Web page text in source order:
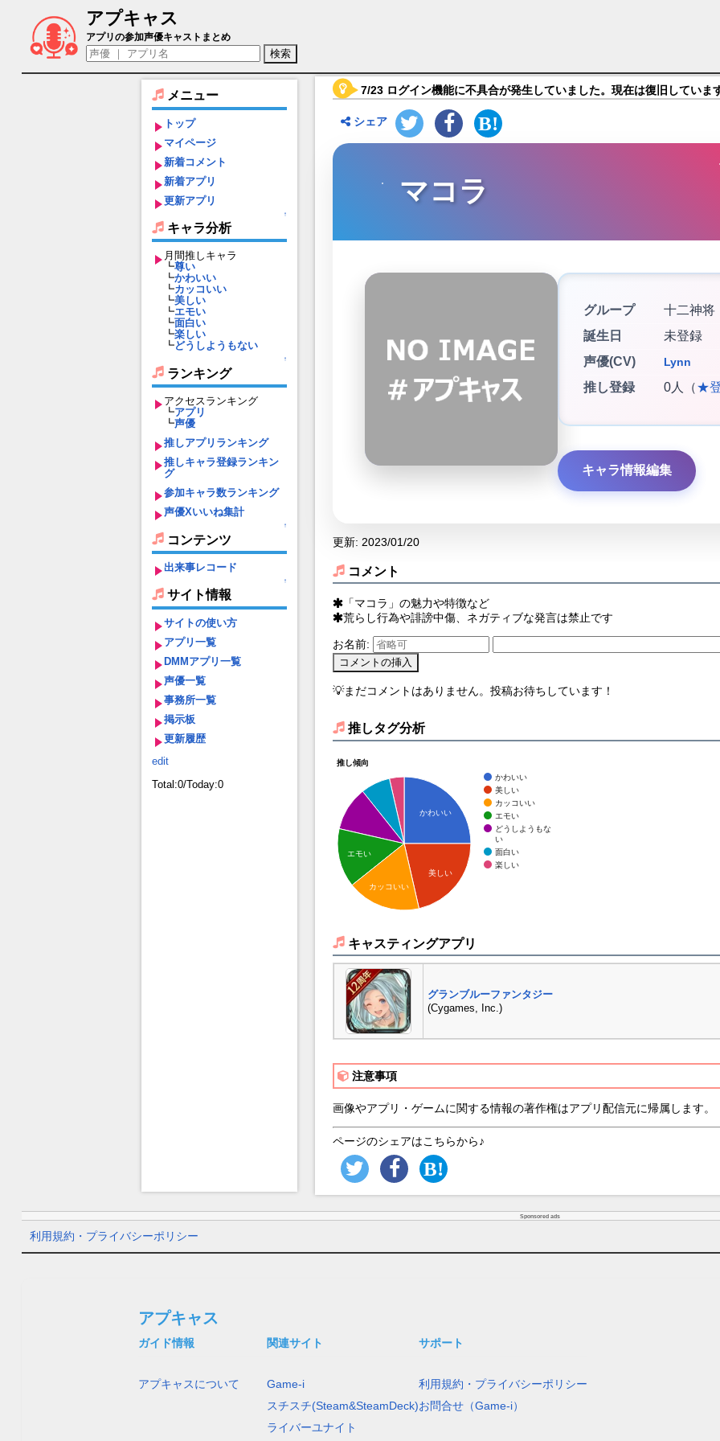
アプキャス
マコラ（声優：Lynn)【グランブルーファンタジー】キャラ紹介
アプリの参加声優キャストまとめ
メニュー
トップ
マイページ
新着コメント
新着アプリ
更新アプリ
↑
キャラ分析
月間推しキャラ
┗尊い
┗かわいい
┗カッコいい
┗美しい
┗エモい
┗面白い
┗楽しい
┗どうしようもない
↑
ランキング
アクセスランキング
┗アプリ
┗声優
推しアプリランキング
推しキャラ登録ランキン
グ
参加キャラ数ランキング
声優Xいいね集計
↑
コンテンツ
出来事レコード
↑
サイト情報
サイトの使い方
アプリ一覧
DMMアプリ一覧
声優一覧
事務所一覧
掲示板
更新履歴
edit
Total:0/Today:0
7/23 ログイン機能に不具合が発生していました。現在は復旧していま
シェア
マコラ
グループ
十二神将
誕生日
未登録
声優(CV)
Lynn
推し登録 0人（★
キャラ情報編集
更新: 2023/01/20
コメント
「マコラ」の魅力や特徴など
荒らし行為や誹謗中傷、ネガティブな発言は禁止です
お名前:
💡まだコメントはありません。投稿お待ちしています！
推しタグ分析
推し傾向
かわいい
美しい
カッコいい
エモい
どうしようもな
い
面白い
楽しい
かわいい
美しい
エモい
カッコいい
キャスティングアプリ
グランブルーファンタジー
(Cygames, Inc.)
注意事項
画像やアプリ・ゲームに関する情報の著作権はアプリ配信元に帰属します。
ページのシェアはこちらから♪
Sponsored ads
利用規約・プライバシーポリシー
アプキャス
ガイド情報
アプキャスについて
関連サイト
Game-i
スチスチ(Steam&SteamDeck)
ライバーユナイト
サポート
利用規約・プライバシーポリシー
お問合せ（Game-i）